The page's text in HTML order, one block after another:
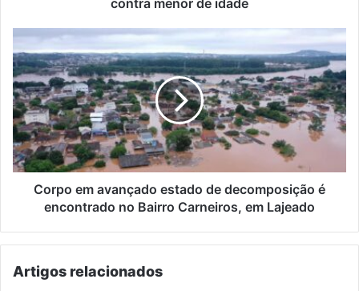
contra menor de idade
Corpo
em
avançado
estado
de
decomposição
é
encontrado
no
Bairro
Carneiros,
Corpo em avançado estado de decomposição é
encontrado no Bairro Carneiros, em Lajeado
Artigos relacionados